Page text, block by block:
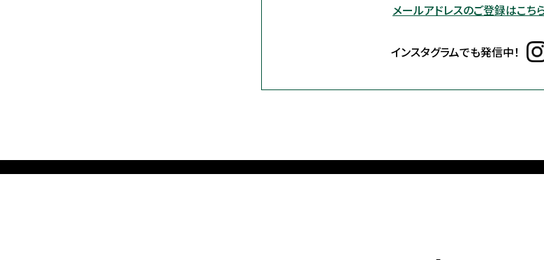
メールアドレスのご登録はこち
インスタグラムでも発信中！